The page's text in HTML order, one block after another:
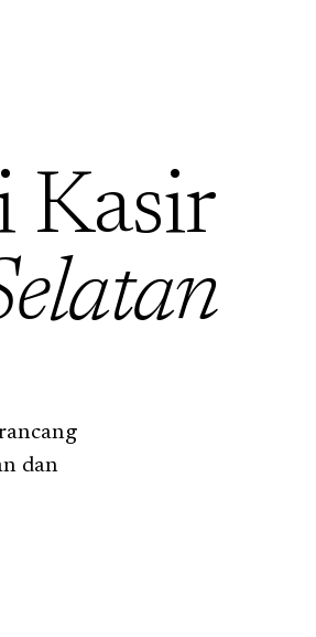
Kasir
dan